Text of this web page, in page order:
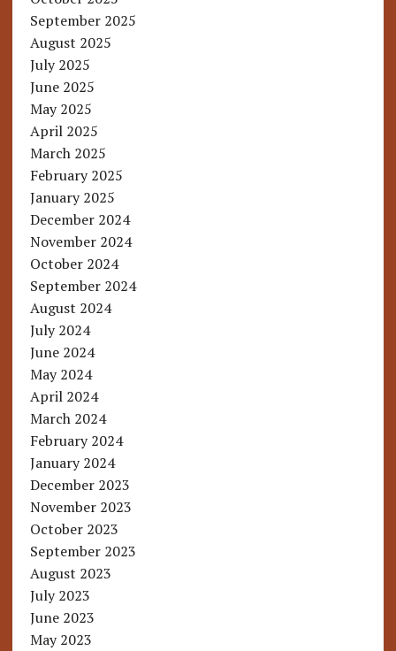
September 2025
August 2025
July 2025
June 2025
May 2025
April 2025
March 2025
February 2025
January 2025
December 2024
November 2024
October 2024
September 2024
August 2024
July 2024
June 2024
May 2024
April 2024
March 2024
February 2024
January 2024
December 2023
November 2023
October 2023
September 2023
August 2023
July 2023
June 2023
May 2023